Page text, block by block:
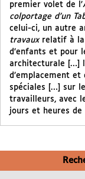
premier volet de l’
colportage d’un
celui-ci, un autre
travauxrelatif à la
d’enfants et pour
architecturale […]
d’emplacement
spéciales […] sur
travailleurs, avec
jours et heures